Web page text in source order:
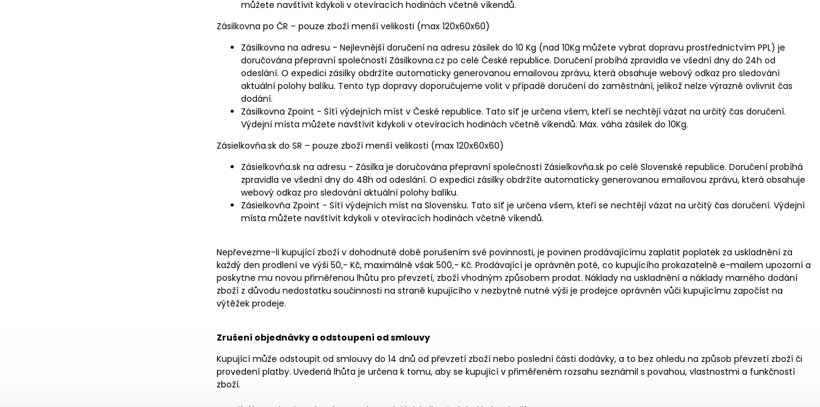
můžete navštívit kdykoli v otevíracích hodinách včetně víkendů.
Zásilkovna po ČR – pouze zboží menší velikosti (max 120x60x60)
Zásilkovna na adresu - Nejlevnější doručení na adresu zásilek do 10 Kg (nad 10Kg můžete vybrat dopravu prostřednictvím PPL) je
doručována přepravní společností Zásilkovna.cz po celé České republice. Doručení probíhá zpravidla ve všední dny do 24h od
odeslání. O expedici zásilky obdržíte automaticky generovanou emailovou zprávu, která obsahuje webový odkaz pro sledování
aktuální polohy balíku. Tento typ dopravy doporučujeme volit v případě doručení do zaměstnání, jelikož nelze výrazně ovlivnit čas
dodání.
Zásilkovna Zpoint - Sítí výdejních míst v České republice. Tato síť je určena všem, kteří se nechtějí vázat na určitý čas doručení.
Výdejní místa můžete navštívit kdykoli v otevíracích hodinách včetně víkendů. Max. váha zásilek do 10Kg.
Zásielkovňa.sk do SR – pouze zboží menší velikosti (max 120x60x60)
Zásielkovňa.sk na adresu - Zásilka je doručována přepravní společností Zásielkovňa.sk po celé Slovenské republice. Doručení probíhá
zpravidla ve všední dny do 48h od odeslání. O expedici zásilky obdržíte automaticky generovanou emailovou zprávu, která obsahuje
webový odkaz pro sledování aktuální polohy balíku.
Zásielkovňa Zpoint - Sítí výdejních míst na Slovensku. Tato síť je určena všem, kteří se nechtějí vázat na určitý čas doručení. Výdejní
místa můžete navštívit kdykoli v otevíracích hodinách včetně víkendů.
Nepřevezme-li kupující zboží v dohodnuté době porušením své povinnosti, je povinen prodávajícímu zaplatit poplatek za uskladnění za
každý den prodlení ve výši 50,- Kč, maximálně však 500,- Kč. Prodávající je oprávněn poté, co kupujícího prokazatelně e-mailem upozorní a
poskytne mu novou přiměřenou lhůtu pro převzetí, zboží vhodným způsobem prodat. Náklady na uskladnění a náklady marného dodání
zboží z důvodu nedostatku součinnosti na straně kupujícího v nezbytně nutné výši je prodejce oprávněn vůči kupujícímu započíst na
výtěžek prodeje.
Zrušení objednávky a odstoupení od smlouvy
Kupující může odstoupit od smlouvy do 14 dnů od převzetí zboží nebo poslední části dodávky, a to bez ohledu na způsob převzetí zboží či
provedení platby. Uvedená lhůta je určena k tomu, aby se kupující v přiměřeném rozsahu seznámil s povahou, vlastnostmi a funkčností
zboží.